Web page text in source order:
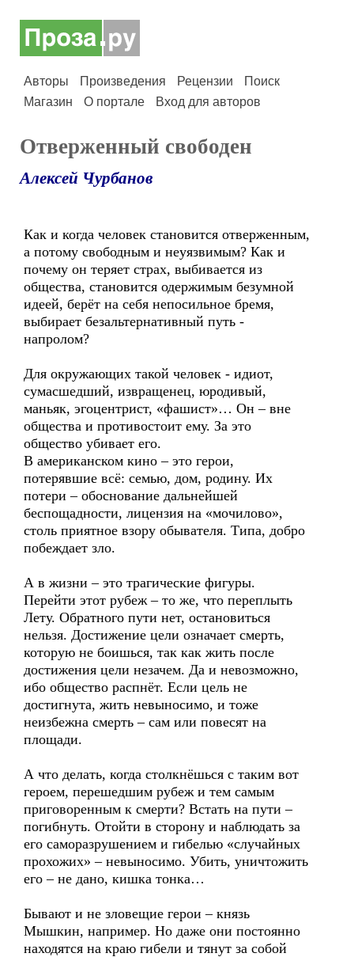
Авторы Произведения Рецензии
Поиск
Магазин
О портале Вход для авторов
Отверженный свободен
Алексей Чурбанов
Как и когда человек становится отверженным,
а потому свободным и неуязвимым? Как и
почему он теряет страх, выбивается из
общества, становится одержимым безумной
идеей, берёт на себя непосильное бремя,
выбирает безальтернативный путь -
напролом?
Для окружающих такой человек - идиот,
сумасшедший, извращенец, юродивый,
маньяк, эгоцентрист, «фашист»… Он – вне
общества и противостоит ему. За это
общество убивает его.
В американском кино – это герои,
потерявшие всё: семью, дом, родину. Их
потери – обоснование дальнейшей
беспощадности, лицензия на «мочилово»,
столь приятное взору обывателя. Типа, добро
побеждает зло.
А в жизни – это трагические фигуры.
Перейти этот рубеж – то же, что переплыть
Лету. Обратного пути нет, остановиться
нельзя. Достижение цели означает смерть,
которую не боишься, так как жить после
достижения цели незачем. Да и невозможно,
ибо общество распнёт. Если цель не
достигнута, жить невыносимо, и тоже
неизбежна смерть – сам или повесят на
площади.
А что делать, когда столкнёшься с таким вот
героем, перешедшим рубеж и тем самым
приговоренным к смерти? Встать на пути –
погибнуть. Отойти в сторону и наблюдать за
его саморазрушением и гибелью «случайных
прохожих» – невыносимо. Убить, уничтожить
его – не дано, кишка тонка…
Бывают и не зловещие герои – князь
Мышкин, например. Но даже они постоянно
находятся на краю гибели и тянут за собой